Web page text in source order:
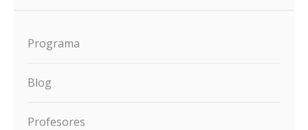
Programa
Blog
Profesores